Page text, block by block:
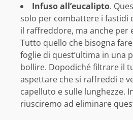
Infuso all’eucalipto.
solo per combattere i fastidi
il raffreddore, ma anche per
Tutto quello che bisogna
foglie di quest’ultima in una
bollire. Dopodiché filtrare il
aspettare che si raffreddi e
capelluto e sulle lunghezze.
riusciremo ad eliminare